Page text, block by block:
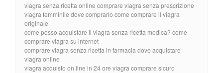
viagra senza ricetta online comprare viagra senza prescrizione
viagra femminile dove comprarlo come comprare il viagra
originale
come posso acquistare il viagra senza ricetta medica? come
comprare viagra su internet
comprare viagra senza ricetta in farmacia dove acquistare
viagra online
viagra acquisto on line in 24 ore viagra comprare sicuro